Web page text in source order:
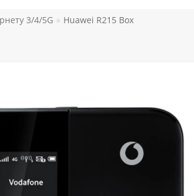
3/4/5G Huawei R215 Box